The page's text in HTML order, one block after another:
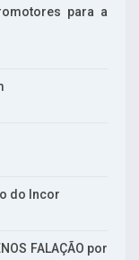
para a
do Incor
FALAÇÃO por